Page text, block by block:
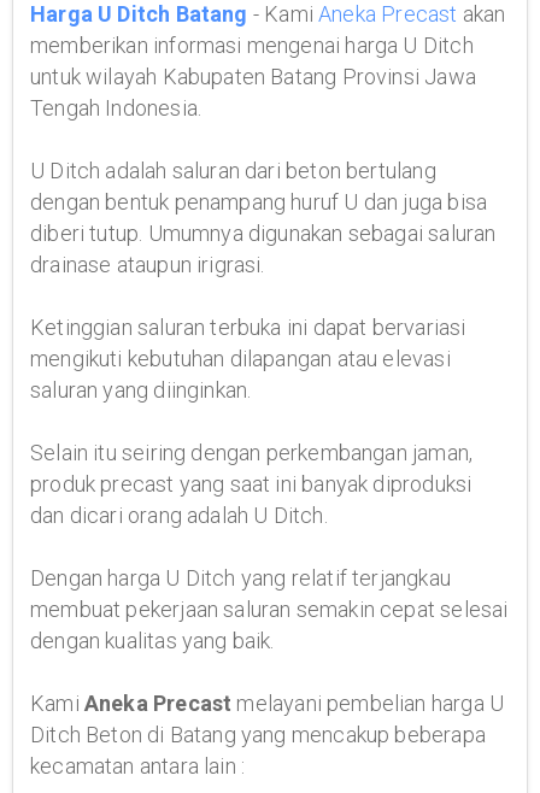
Harga U Ditch Batang - KamiAneka Precast akan
memberikan informasi mengenai harga U Ditch
untuk wilayah Kabupaten Batang Provinsi Jawa
Tengah Indonesia.
U Ditch adalah saluran dari beton bertulang
dengan bentuk penampang huruf U dan juga bisa
diberi tutup. Umumnya digunakan sebagai saluran
drainase ataupun irigrasi.
Ketinggian saluran terbuka ini dapat bervariasi
mengikuti kebutuhan dilapangan atau elevasi
saluran yang diinginkan.
Selain itu seiring dengan perkembangan jaman,
produk precast yang saat ini banyak diproduksi
dan dicari orang adalah U Ditch.
Dengan harga U Ditch yang relatif terjangkau
membuat pekerjaan saluran semakin cepat selesai
dengan kualitas yang baik.
Kami Aneka Precast melayani pembelian harga U
Ditch Beton di Batang yang mencakup beberapa
kecamatan antara lain :